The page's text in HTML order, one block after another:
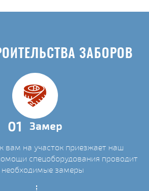
ЗАБОРОВ
01 Замер
вам на участок приезжает наш
спецоборудования проводит
необходимые замеры